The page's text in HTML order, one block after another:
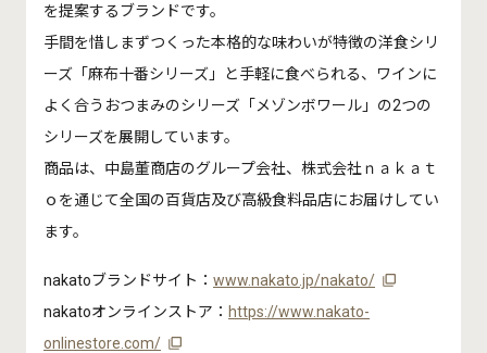
を提案するブランドです。
手間を惜しまずつくった本格的な味わいが特徴の洋食シリ
ーズ「麻布十番シリーズ」と手軽に食べられる、ワインに
よく合うおつまみのシリーズ「メゾンボワール」の2つの
シリーズを展開しています。
商品は、中島董商店のグループ会社、株式会社ｎａｋａｔ
ｏを通じて全国の百貨店及び高級食料品店にお届けしてい
ます。
nakatoブランドサイト： www.nakato.jp/nakato/
nakatoオンラインストア： https://www.nakato-
onlinestore.com/